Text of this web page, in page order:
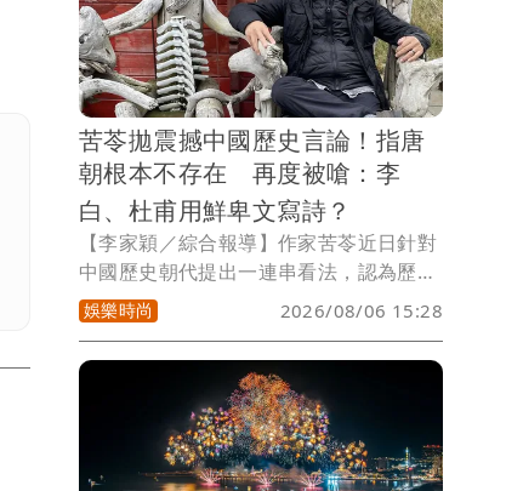
苦苓拋震撼中國歷史言論！指唐
朝根本不存在 再度被嗆：李
白、杜甫用鮮卑文寫詩？
【李家穎／綜合報導】作家苦苓近日針對
中國歷史朝代提出一連串看法，認為歷史
上不存在「順理成章傳承」的朝代，直言
「唐朝是鮮卑人建立」、「漢唐文明、唐
人街都是後人塑造」，甚至批評以「X
朝」劃分歷史是黨國教育的一部分，引發
各界熱議。對此，歷史網紅Cheap發文反
擊，直批相關說法「根本是瞎編歷史」，
還酸稱這是「苦氏史觀」。
娛樂時尚 2026/08/06 15:28